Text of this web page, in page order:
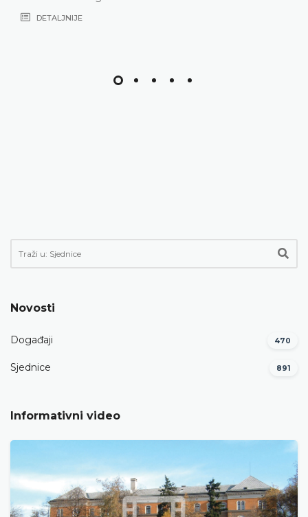
DETALJNIJE
Novosti
Događaji 470
Sjednice 891
Informativni video